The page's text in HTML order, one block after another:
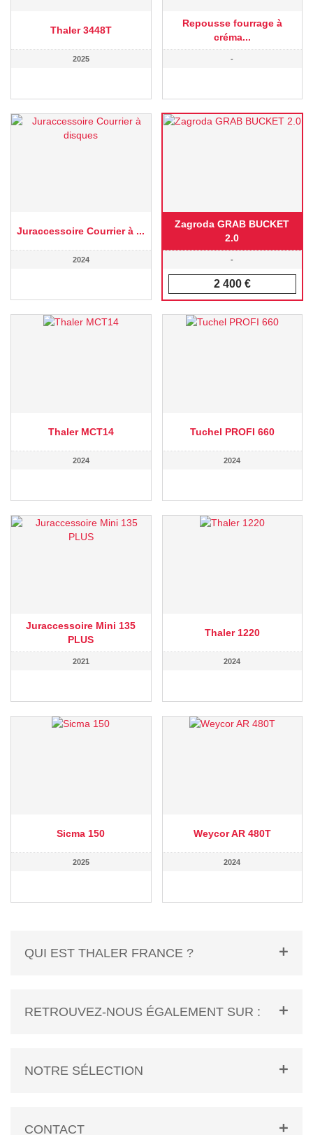
Thaler 3448T
2025
Repousse fourrage à
créma...
-
Juraccessoire Courrier à ...
2024
Zagroda GRAB BUCKET
2.0
-
2 400 €
Thaler MCT14
2024
Tuchel PROFI 660
2024
Juraccessoire Mini 135
PLUS
2021
Thaler 1220
2024
Sicma 150
2025
Weycor AR 480T
2024
QUI EST THALER FRANCE ?
RETROUVEZ-NOUS ÉGALEMENT SUR :
NOTRE SÉLECTION
CONTACT